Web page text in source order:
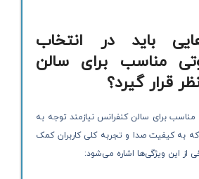
باید در انتخاب
مناسب برای سالن
قرار گیرد؟
برای سالن کنفرانس نیازمند توجه به
به کیفیت صدا و تجربه کلی کاربران کمک
از این ویژگی‌ها اشاره می‌شود: